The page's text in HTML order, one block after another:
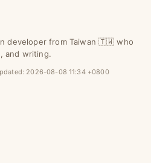
developer from Taiwan 🇹🇼 who
and writing.
2026-08-08 11:34 +0800